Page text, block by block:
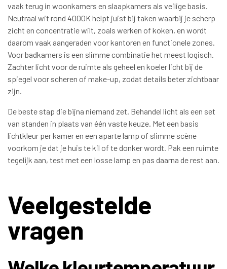
vaak terug in woonkamers en slaapkamers als veilige basis.
Neutraal wit rond 4000K helpt juist bij taken waarbij je scherp
zicht en concentratie wilt, zoals werken of koken, en wordt
daarom vaak aangeraden voor kantoren en functionele zones.
Voor badkamers is een slimme combinatie het meest logisch.
Zachter licht voor de ruimte als geheel en koeler licht bij de
spiegel voor scheren of make-up, zodat details beter zichtbaar
zijn.
De beste stap die bijna niemand zet. Behandel licht als een set
van standen in plaats van één vaste keuze. Met een basis
lichtkleur per kamer en een aparte lamp of slimme scène
voorkom je dat je huis te kil of te donker wordt. Pak een ruimte
tegelijk aan, test met een losse lamp en pas daarna de rest aan.
Veelgestelde
vragen